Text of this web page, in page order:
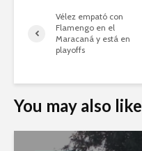
Vélez empató con
Flamengo en el
Maracaná y está en
playoffs
You may also like